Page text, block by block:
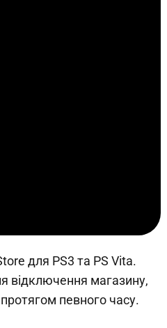
для PS3 та PS Vita.
відключення магазину,
певного часу.